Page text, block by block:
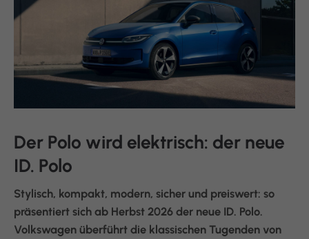
Der Polo wird elektrisch: der neue
ID. Polo
Stylisch, kompakt, modern, sicher und preiswert: so
präsentiert sich ab Herbst 2026 der neue ID. Polo.
Volkswagen überführt die klassischen Tugenden von